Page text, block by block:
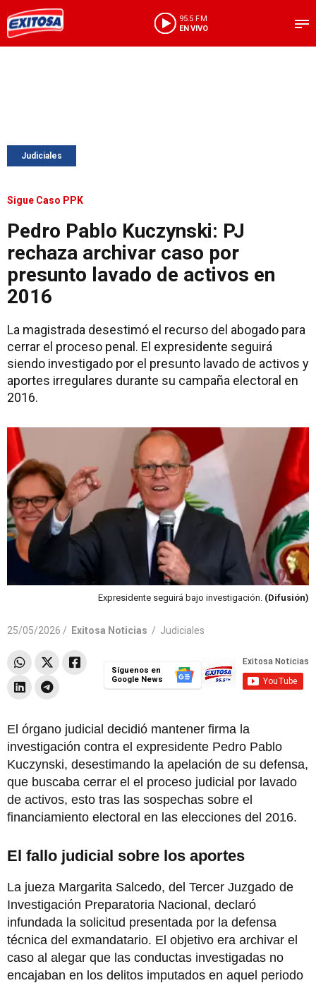
95.5 FM
EN VIVO
Judiciales
Sigue Caso PPK
Pedro Pablo Kuczynski: PJ
rechaza archivar caso por
presunto lavado de activos en
2016
La magistrada desestimó el recurso del abogado para
cerrar el proceso penal. El expresidente seguirá
siendo investigado por el presunto lavado de activos y
aportes irregulares durante su campaña electoral en
2016.
Expresidente seguirá bajo investigación. (Difusión)
25/05/2026 / Exitosa Noticias / Judiciales
Síguenos en
Google News
El órgano judicial decidió mantener firma la
investigación contra el expresidente Pedro Pablo
Kuczynski, desestimando la apelación de su defensa,
que buscaba cerrar el el proceso judicial por lavado
de activos, esto tras las sospechas sobre el
financiamiento electoral en las elecciones del 2016.
El fallo judicial sobre los aportes
La jueza Margarita Salcedo, del Tercer Juzgado de
Investigación Preparatoria Nacional, declaró
infundada la solicitud presentada por la defensa
técnica del exmandatario. El objetivo era archivar el
caso al alegar que las conductas investigadas no
encajaban en los delitos imputados en aquel periodo